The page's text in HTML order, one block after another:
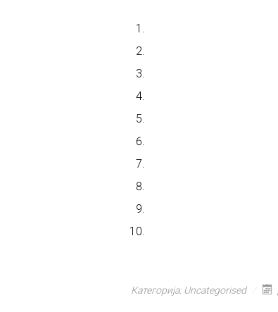
Категорија: Uncategorised